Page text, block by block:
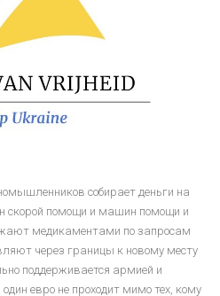
собирает деньги на
скорой помощи и машин помощи и
медикаментами по запросам
через границы к новому месту
поддерживается армией и
евро не проходит мимо тех, кому